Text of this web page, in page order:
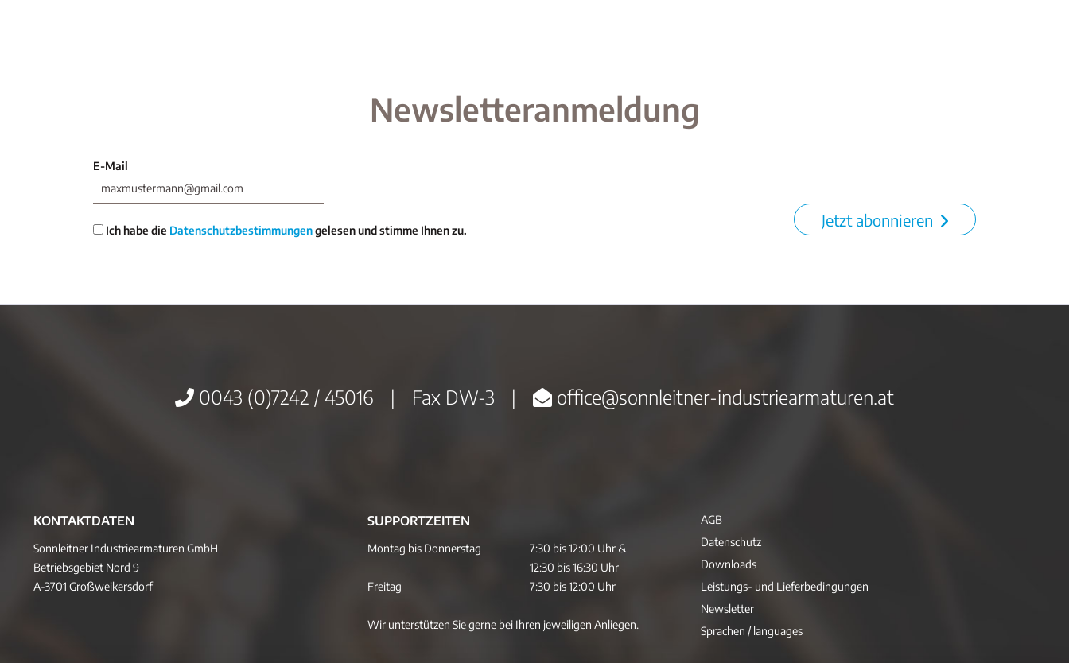
Newsletteranmeldung
E-Mail
Ich habe die Datenschutzbestimmungengelesen und stimme Ihnen zu.
Jetzt abonnieren
0043 (0)7242 / 45016 | Fax DW-3 | office@sonnleitner-industriearmaturen.at
KONTAKTDATEN
Sonnleitner Industriearmaturen GmbH
Betriebsgebiet Nord 9
A-3701 Großweikersdorf
SUPPORTZEITEN
Montag bis Donnerstag
7:30 bis 12:00 Uhr &
12:30 bis 16:30 Uhr
Freitag
7:30 bis 12:00 Uhr
Wir unterstützen Sie gerne bei Ihren jeweiligen Anliegen.
AGB
Datenschutz
Downloads
Leistungs- und Lieferbedingungen
Newsletter
Sprachen / languages